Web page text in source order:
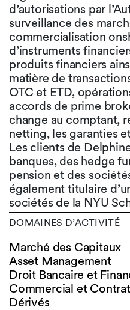
d’autorisations par
surveillance des
commercialisation
d’instruments
produits financiers
matière de
OTC et ETD,
accords de prime
change au comptant,
netting, les garanties
Les clients de
banques, des hedge
pension et des
également titulaire
sociétés de la NYU
DOMAINES D’ACTIVITÉ
Marché des Capitaux
Asset Management
Droit Bancaire et
Commercial et
Dérivés